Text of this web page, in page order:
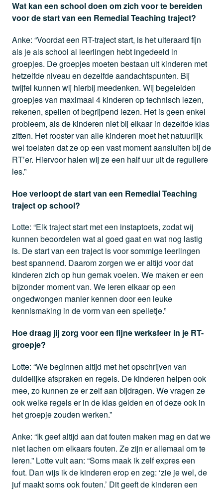
Wat kan een school doen om zich voor te bereiden
voor de start van een Remedial Teaching traject?
Anke: “Voordat een RT-traject start, is het uiteraard fijn
als je als school al leerlingen hebt ingedeeld in
groepjes. De groepjes moeten bestaan uit kinderen met
hetzelfde niveau en dezelfde aandachtspunten. Bij
twijfel kunnen wij hierbij meedenken. Wij begeleiden
groepjes van maximaal 4 kinderen op technisch lezen,
rekenen, spellen of begrijpend lezen. Het is geen enkel
probleem, als de kinderen niet bij elkaar in dezelfde klas
zitten. Het rooster van alle kinderen moet het natuurlijk
wel toelaten dat ze op een vast moment aansluiten bij de
RT’er. Hiervoor halen wij ze een half uur uit de reguliere
les.”
Hoe verloopt de start van een Remedial Teaching
traject op school?
Lotte: “Elk traject start met een instaptoets, zodat wij
kunnen beoordelen wat al goed gaat en wat nog lastig
is. De start van een traject is voor sommige leerlingen
best spannend. Daarom zorgen we er altijd voor dat
kinderen zich op hun gemak voelen. We maken er een
bijzonder moment van. We leren elkaar op een
ongedwongen manier kennen door een leuke
kennismaking in de vorm van een spelletje.”
Hoe draag jij zorg voor een fijne werksfeer in je RT-
groepje?
Lotte: “We beginnen altijd met het opschrijven van
duidelijke afspraken en regels. De kinderen helpen ook
mee, zo kunnen ze er zelf aan bijdragen. We vragen ze
ook welke regels er in de klas gelden en of deze ook in
het groepje zouden werken.”
Anke: “Ik geef altijd aan dat fouten maken mag en dat we
niet lachen om elkaars fouten. Ze zijn er allemaal om te
leren.” Lotte vult aan: “Soms maak ik zelf expres een
fout. Dan wijs ik de kinderen erop en zeg: ‘zie je wel, de
juf maakt soms ook fouten.’ Dit geeft de kinderen een